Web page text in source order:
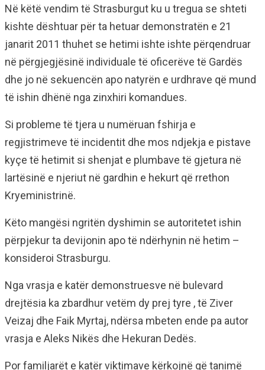
Në këtë vendim të Strasburgut ku u tregua se shteti
kishte dështuar për ta hetuar demonstratën e 21
janarit 2011 thuhet se hetimi ishte ishte përqendruar
në përgjegjësinë individuale të oficerëve të Gardës
dhe jo në sekuencën apo natyrën e urdhrave që mund
të ishin dhënë nga zinxhiri komandues.
Si probleme të tjera u numëruan fshirja e
regjistrimeve të incidentit dhe mos ndjekja e pistave
kyçe të hetimit si shenjat e plumbave të gjetura në
lartësinë e njeriut në gardhin e hekurt që rrethon
Kryeministrinë.
Këto mangësi ngritën dyshimin se autoritetet ishin
përpjekur ta devijonin apo të ndërhynin në hetim –
konsideroi Strasburgu.
Nga vrasja e katër demonstruesve në bulevard
drejtësia ka zbardhur vetëm dy prej tyre , të Ziver
Veizaj dhe Faik Myrtaj, ndërsa mbeten ende pa autor
vrasja e Aleks Nikës dhe Hekuran Dedës.
Por familjarët e katër viktimave kërkojnë që tanimë